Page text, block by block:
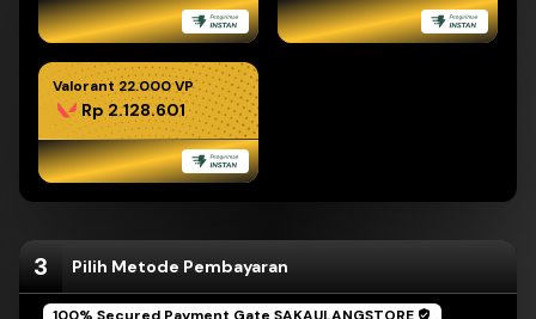
Valorant 22.000 VP
Rp 2.128.601
3 Pilih Metode Pembayaran BEST PRICE